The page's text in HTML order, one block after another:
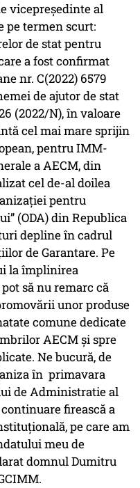
vicepreședinte al
pe termen scurt:
de stat pentru
a fost confirmat
nr. C(2022) 6579
de ajutor de stat
(2022/N), în valoare
cel mai mare sprijin
pentru IMM-
a AECM, din
cel de-al doilea
pentru
(ODA) din Republica
depline în cadrul
de Garantare. Pe
la împlinirea
să nu remarc că
unor produse
comune dedicate
AECM și spre
Ne bucură, de
în primavara
de Administratie al
firească a
pe care am
meu de
domnul Dumitru